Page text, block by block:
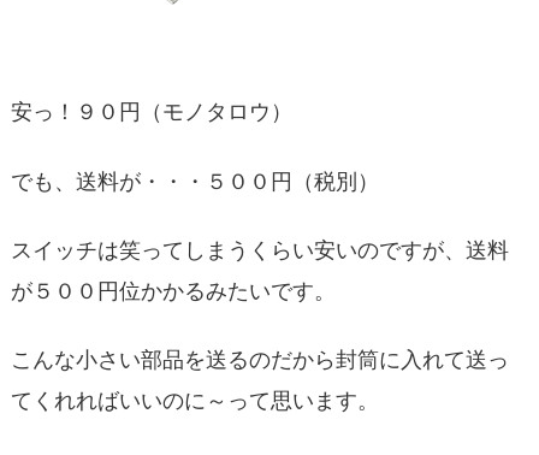
安っ！９０円（モノタロウ）
でも、送料が・・・５００円（税別）
スイッチは笑ってしまうくらい安いのですが、送料
が５００円位かかるみたいです。
こんな小さい部品を送るのだから封筒に入れて送っ
てくれればいいのに～って思います。